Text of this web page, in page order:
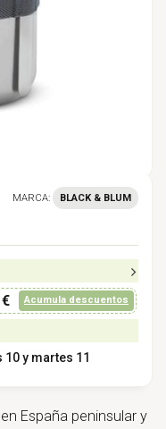
MARCA: BLACK & BLUM
Acumula descuentos
10 y martes 11
en España peninsular y